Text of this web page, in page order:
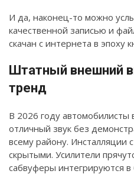
И да, наконец-то можно
качественной записью и
скачан с интернета в эпоху
Штатный внешний
тренд
В 2026 году автомобилисты
отличный звук без
всему району. Инсталляции
скрытыми. Усилители
сабвуферы интегрируются